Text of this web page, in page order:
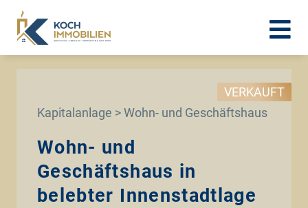
Kapitalanlage > Wohn- und Geschäftshaus
VERKAUFT
Wohn- und
Geschäftshaus in
belebter Innenstadtlage